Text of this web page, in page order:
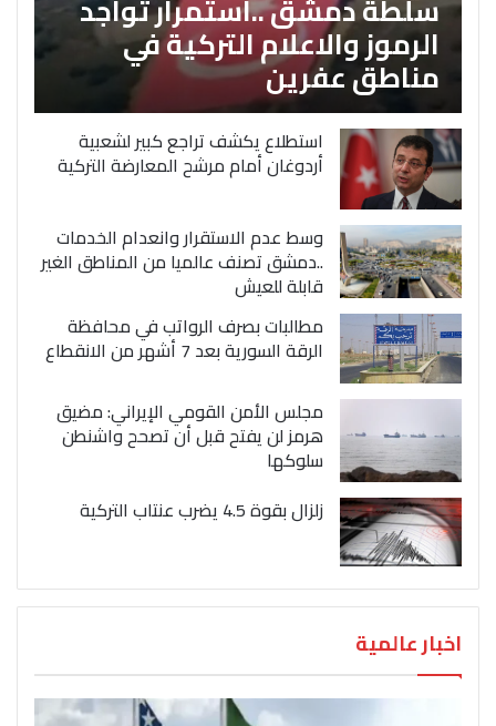
الرموز والاعلام التركية في
مناطق عفرين
استطلاع يكشف تراجع كبير لشعبية
أردوغان أمام مرشح المعارضة التركية
وسط عدم الاستقرار وانعدام الخدمات
..دمشق تصنف عالميا من المناطق الغير
قابلة للعيش
مطالبات بصرف الرواتب في محافظة
الرقة السورية بعد 7 أشهر من الانقطاع
مجلس الأمن القومي الإيراني: مضيق
هرمز لن يفتح قبل أن تصحح واشنطن
سلوكها
زلزال بقوة 4.5 يضرب عنتاب التركية
اخبار عالمية